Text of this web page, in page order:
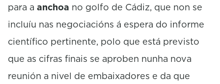
para a anchoa no golfo de Cádiz, que non se
incluíu nas negociacións á espera do informe
científico pertinente, polo que está previsto
que as cifras finais se aproben nunha nova
reunión a nivel de embaixadores e da que